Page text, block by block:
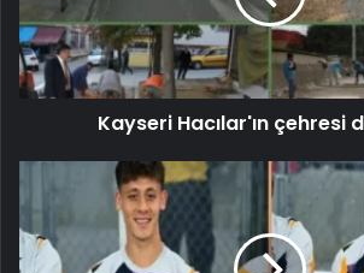
Kayseri Hacılar'ın çehresi